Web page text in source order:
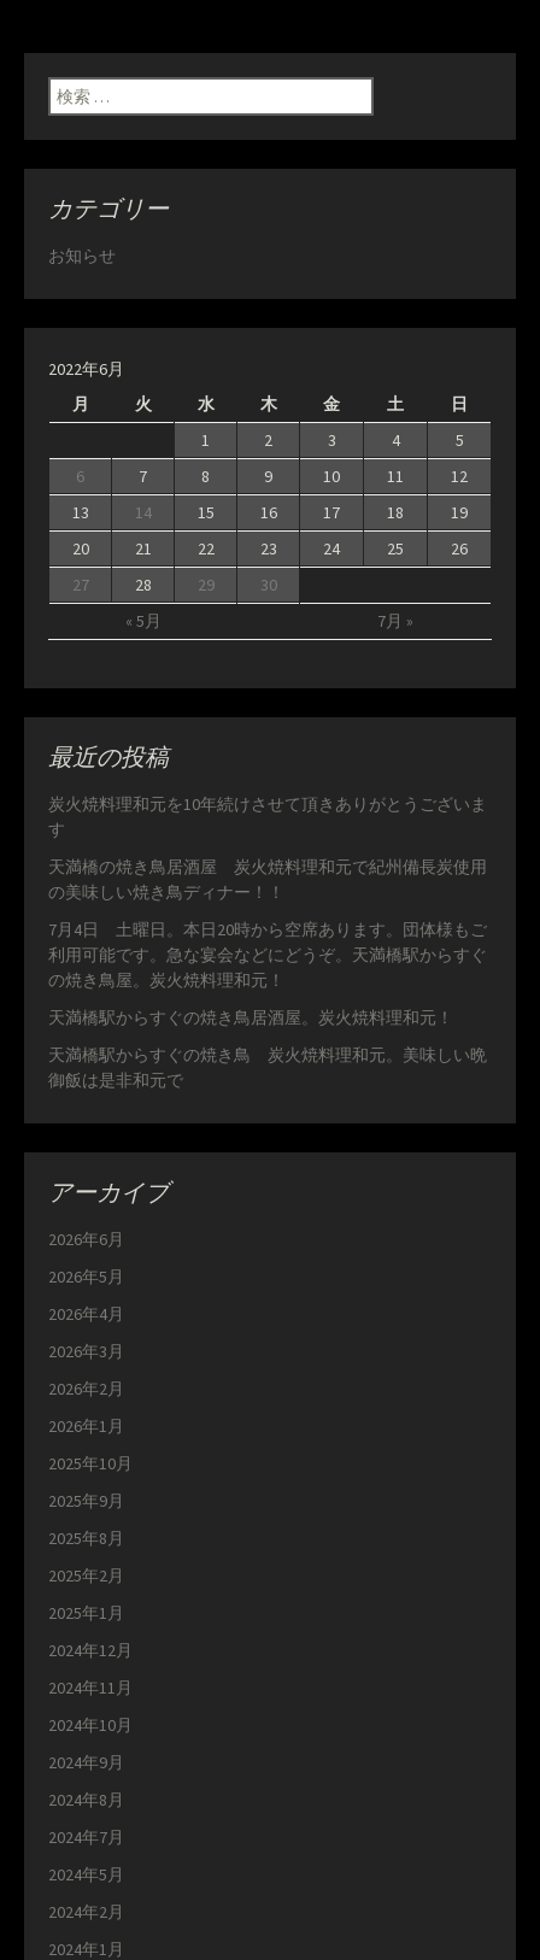
検索:
カテゴリー
お知らせ
2022年6月
月
火 水 木 金 土 日
« 5月 7月 »
1 2 3 4
5
6
7 8 9 10 11
12
13
14 15 16 17 18
19
20
21 22 23 24 25
26
27
28 29 30
最近の投稿
炭火焼料理和元を10年続けさせて頂きありがとうございま
す
天満橋の焼き鳥居酒屋 炭火焼料理和元で紀州備長炭使用
の美味しい焼き鳥ディナー！！
7月4日 土曜日。本日20時から空席あります。団体様もご
利用可能です。急な宴会などにどうぞ。天満橋駅からすぐ
の焼き鳥屋。炭火焼料理和元！
天満橋駅からすぐの焼き鳥居酒屋。炭火焼料理和元！
天満橋駅からすぐの焼き鳥 炭火焼料理和元。美味しい晩
御飯は是非和元で
アーカイブ
2026年6月
2026年5月
2026年4月
2026年3月
2026年2月
2026年1月
2025年10月
2025年9月
2025年8月
2025年2月
2025年1月
2024年12月
2024年11月
2024年10月
2024年9月
2024年8月
2024年7月
2024年5月
2024年2月
2024年1月